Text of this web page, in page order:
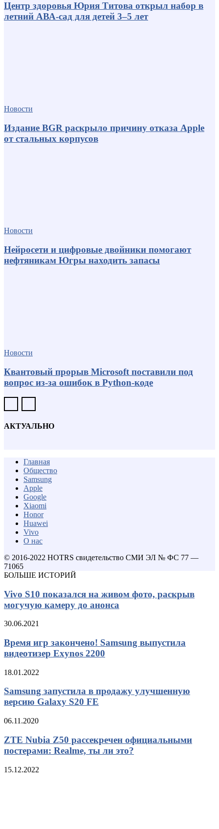
Центр здоровья Юрия Титова открыл набор в
летний АВА-сад для детей 3–5 лет
Новости
Издание BGR раскрыло причину отказа Apple
от стальных корпусов
Новости
Нейросети и цифровые двойники помогают
нефтяникам Югры находить запасы
Новости
Квантовый прорыв Microsoft поставили под
вопрос из-за ошибок в Python-коде
АКТУАЛЬНО
Главная
Общество
Samsung
Apple
Google
Xiaomi
Honor
Huawei
Vivo
О нас
© 2016-2022 HOTRS свидетельство СМИ ЭЛ № ФС 77 —
71065
БОЛЬШЕ ИСТОРИЙ
Vivo S10 показался на живом фото, раскрыв
могучую камеру до анонса
30.06.2021
Время игр закончено! Samsung выпустила
видеотизер Exynos 2200
18.01.2022
Samsung запустила в продажу улучшенную
версию Galaxy S20 FE
06.11.2020
ZTE Nubia Z50 рассекречен официальными
постерами: Realme, ты ли это?
15.12.2022